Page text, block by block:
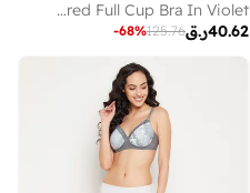
Clovia Padded Non-Wired Full Cup Bra In Violet
ر.ق40.62
125.76
-68%